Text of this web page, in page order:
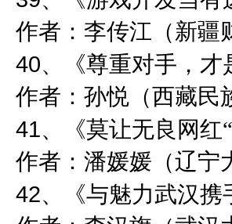
作者：李传江（新疆
40、《尊重对手，才
作者：孙悦（西藏民
41、《莫让无良网红
作者：潘媛媛（辽宁
42、《与魅力武汉携